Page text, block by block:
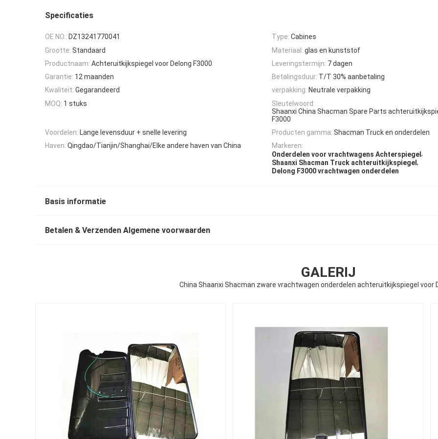
Specificaties
OE NO.: DZ13241770041 Type: Cabines
Grootte: Standaard Materiaal: glas en kunststof
Productnaam: Achteruitkijkspiegel voor Delong F3000 Leveringstermijn: 7 dagen
Garantie: 12 maanden Betalingsduur: T/T 30% aanbetaling
Kwaliteit: Gegarandeerd verpakking: Neutrale verpakking
MOQ: 1 stuks
Sleutelwoord:
Shaanxi China Shacman Spare Parts
F3000
Voordelen: Lange levensduur + snelle levering Producten gamma: Shacman Truck en onderdelen
Haven: Qingdao/Tianjin/Shanghai/Elke andere haven van China
Markeren:
Onderdelen voor vrachtwagens Achterspiegel ,
Shaanxi Shacman Truck achteruitkijkspiegel ,
Delong F3000 vrachtwagen onderdelen
Basis informatie
Betalen & Verzenden Algemene voorwaarden
GALERIJ
China Shaanxi Shacman zware vrachtwagen onderdelen achteruitkijkspiegel voor